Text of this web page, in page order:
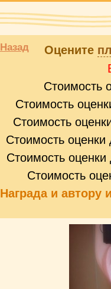
Назад Оцените
Стоимость
Стоимость
Стоимость
Стоимость
Стоимость
Стоимость
Награда и автору